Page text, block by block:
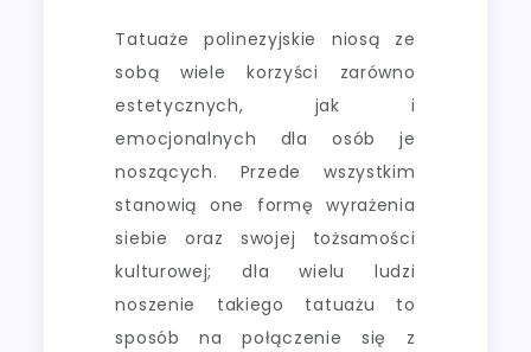
Tatuaże polinezyjskie niosą ze
sobą wiele korzyści zarówno
estetycznych, jak i
emocjonalnych dla osób je
noszących. Przede wszystkim
stanowią one formę wyrażenia
siebie oraz swojej tożsamości
kulturowej; dla wielu ludzi
noszenie takiego tatuażu to
sposób na połączenie się z